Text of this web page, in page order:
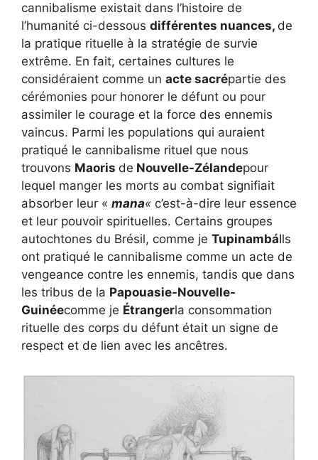
cannibalisme existait dans l’histoire de
l’humanité ci-dessous différentes nuances, de
la pratique rituelle à la stratégie de survie
extrême. En fait, certaines cultures le
considéraient comme un acte sacrépartie des
cérémonies pour honorer le défunt ou pour
assimiler le courage et la force des ennemis
vaincus. Parmi les populations qui auraient
pratiqué le cannibalisme rituel que nous
trouvons Maoris de Nouvelle-Zélandepour
lequel manger les morts au combat signifiait
absorber leur « mana« c’est-à-dire leur essence
et leur pouvoir spirituelles. Certains groupes
autochtones du Brésil, comme je TupinambáIls
ont pratiqué le cannibalisme comme un acte de
vengeance contre les ennemis, tandis que dans
les tribus de la Papouasie-Nouvelle-
Guinéecomme je Étrangerla consommation
rituelle des corps du défunt était un signe de
respect et de lien avec les ancêtres.